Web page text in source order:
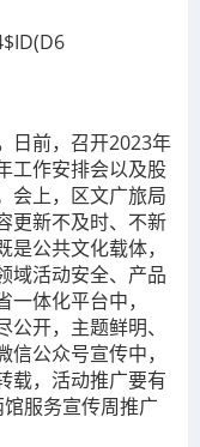
日前，召开2023年
工作安排会以及股
会上，区文广旅局
更新不及时、不新
公共文化载体，
域活动安全、产品
体化平台中，
开，主题鲜明、
公众号宣传中，
载，活动推广要有
服务宣传周推广